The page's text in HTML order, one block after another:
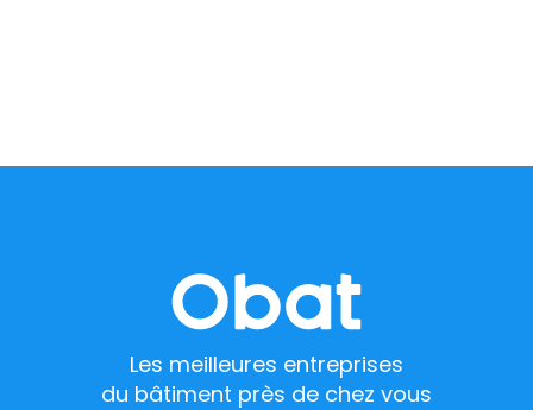
Les meilleures entreprises
du bâtiment près de chez vous